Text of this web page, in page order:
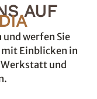
AUF
und werfen Sie
Einblicken in
und